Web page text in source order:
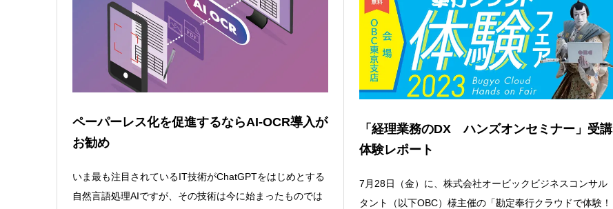
ペーパーレス化を促進するならAI-OCR導入が
お勧め
いま最も注目されているIT技術がChatGPTをはじめとする
自然言語処理AIですが、その技術は今に始まったものでは
「経理業務のDX ハンズオンセミナー」受講
体験レポート
7月28日（金）に、株式会社オービックビジネスコンサル
タント（以下OBC）様主催の「勘定奉行クラウドで体験！